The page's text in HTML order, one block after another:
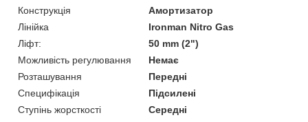
Конструкція
Амортизатор
Лінійка
Ironman Nitro Gas
Ліфт:
50 mm (2")
Можливість регулювання
Немає
Розташування
Передні
Специфікація
Підсилені
Ступінь жорсткості
Середні